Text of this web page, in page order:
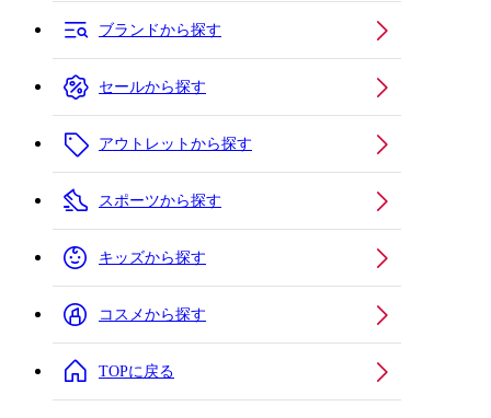
ブランドから探す
セールから探す
アウトレットから探す
スポーツから探す
キッズから探す
コスメから探す
TOPに戻る